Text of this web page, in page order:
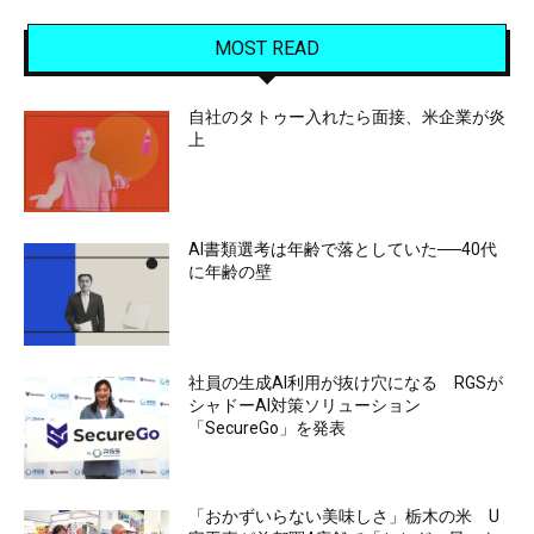
MOST READ
自社のタトゥー入れたら面接、米企業が炎
上
AI書類選考は年齢で落としていた──40代
に年齢の壁
社員の生成AI利用が抜け穴になる RGSが
シャドーAI対策ソリューション
「SecureGo」を発表
「おかずいらない美味しさ」栃木の米 U